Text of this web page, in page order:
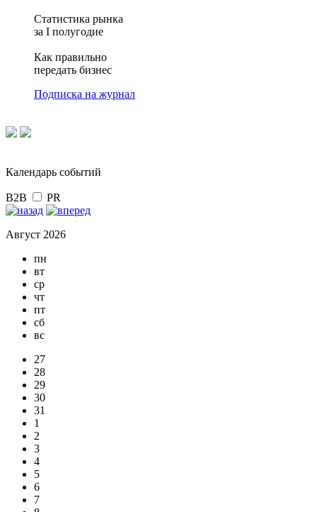
Статистика рынка
за I полугодие
Как правильно
передать бизнес
Подписка на журнал
Календарь событий
B2B PR
Август 2026
пн
вт
ср
чт
пт
сб
вс
27
28
29
30
31
1
2
3
4
5
6
7